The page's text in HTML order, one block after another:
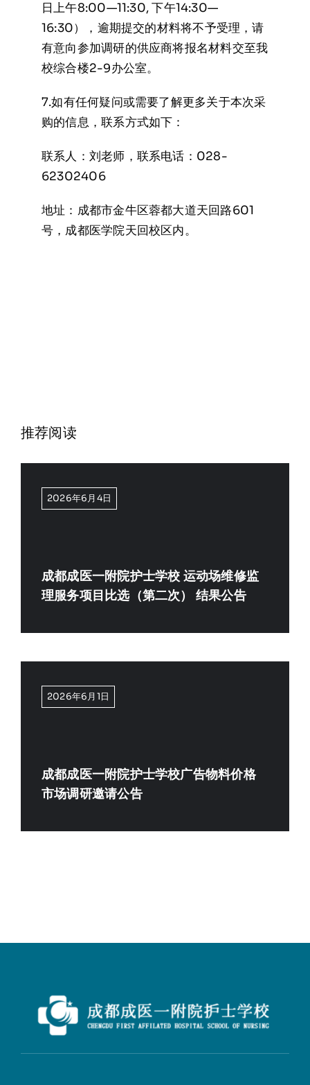
日上午8:00—11:30, 下午14:30—
16:30），逾期提交的材料将不予受理，请
有意向参加调研的供应商将报名材料交至我
校综合楼2-9办公室。
7.如有任何疑问或需要了解更多关于本次采
购的信息，联系方式如下：
联系人：刘老师，联系电话：028-
62302406
地址：成都市金牛区蓉都大道天回路601
号，成都医学院天回校区内。
推荐阅读
2026年6月4日
成都成医一附院护士学校 运动场维修监
理服务项目比选（第二次） 结果公告
2026年6月1日
成都成医一附院护士学校广告物料价格
市场调研邀请公告